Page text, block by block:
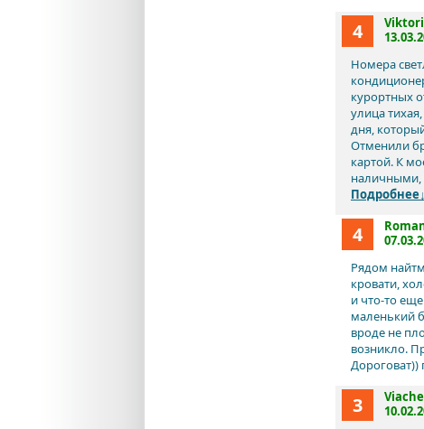
4
Номера
курортных
улица
дня,
Отменили
картой. К
наличными,
Подробнее↓
4
Рядом
кровати,
и что-то
маленький
вроде не
возникло.
Дороговат))
3